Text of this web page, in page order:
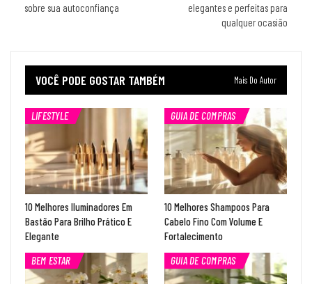
sobre sua autoconfiança
elegantes e perfeitas para
qualquer ocasião
VOCÊ PODE GOSTAR TAMBÉM Mais Do Autor
LIFESTYLE
10 Melhores Iluminadores Em
Bastão Para Brilho Prático E
Elegante
GUIA DE COMPRAS
10 Melhores Shampoos Para
Cabelo Fino Com Volume E
Fortalecimento
BEM ESTAR
GUIA DE COMPRAS